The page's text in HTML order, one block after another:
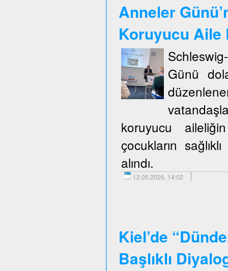
Anneler
Koruyucu Aile
Günü
koruyucu
çocukların
alındı.
12.05.2026, 14:02
Kiel’de
Başlıklı